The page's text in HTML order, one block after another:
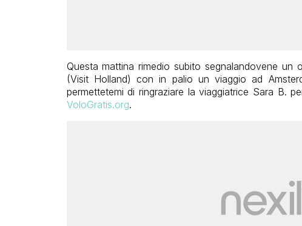
Questa mattina rimedio subito segnalandovene un
(Visit Holland) con in palio un viaggio ad
permettetemi di ringraziare la viaggiatrice Sara B.
VoloGratis.org.